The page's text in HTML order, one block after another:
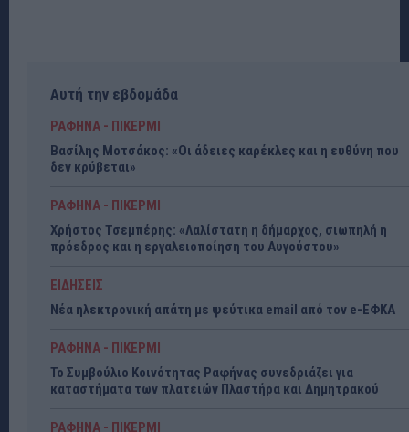
Αυτή την εβδομάδα
ΡΑΦΗΝΑ - ΠΙΚΕΡΜΙ
Βασίλης Μοτσάκος: «Οι άδειες καρέκλες και η ευθύνη που
δεν κρύβεται»
ΡΑΦΗΝΑ - ΠΙΚΕΡΜΙ
Χρήστος Τσεμπέρης: «Λαλίστατη η δήμαρχος, σιωπηλή η
πρόεδρος και η εργαλειοποίηση του Αυγούστου»
ΕΙΔΗΣΕΙΣ
Νέα ηλεκτρονική απάτη με ψεύτικα email από τον e-ΕΦΚΑ
ΡΑΦΗΝΑ - ΠΙΚΕΡΜΙ
Το Συμβούλιο Κοινότητας Ραφήνας συνεδριάζει για
καταστήματα των πλατειών Πλαστήρα και Δημητρακού
ΡΑΦΗΝΑ - ΠΙΚΕΡΜΙ